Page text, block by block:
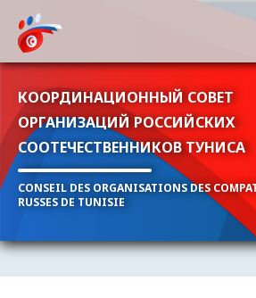
КООРДИНАЦИОННЫЙ СОВЕТ
ОРГАНИЗАЦИЙ РОССИЙСКИХ
СООТЕЧЕСТВЕННИКОВ ТУНИСА
CONSEIL DES ORGANISATIONS DES
RUSSES DE TUNISIE